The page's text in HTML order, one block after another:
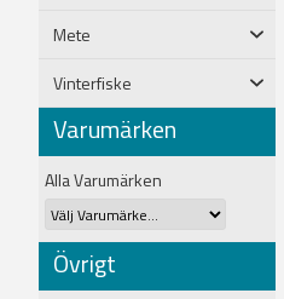
Mete
Vinterfiske
Varumärken
Alla Varumärken
Övrigt